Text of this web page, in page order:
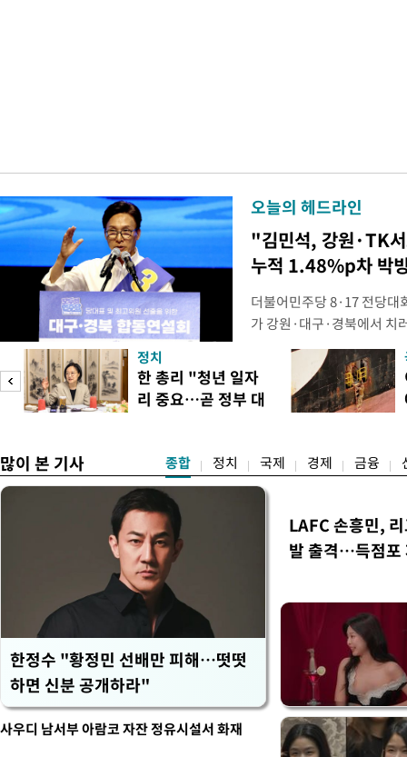
오늘의 헤드라인
"김민석, 강원·TK
누적 1.48%p차 박
더불어민주당 8·17 전당대
가 강원·대구·경북에서 치
48.54%(1만8977표)를 얻
를 1622표(4.14%p) 차로
·인천 권리당원 투표에서
적 합산(가중치 미반영)에
정치
한 총리 "청년 일자
리 중요…곧 정부 대
많이 본 기사 종합 정치 국제 경제 금융
한정수 "황정민 선배만 피해…떳떳
하면 신분 공개하라"
LAFC 손흥민,
발 출격…득점포
사우디 남서부 아람코 자잔 정유시설서 화재